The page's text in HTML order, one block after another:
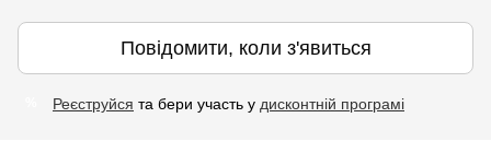
Повідомити, коли з'явиться
Реєструйся та бери участь у дисконтній програмі